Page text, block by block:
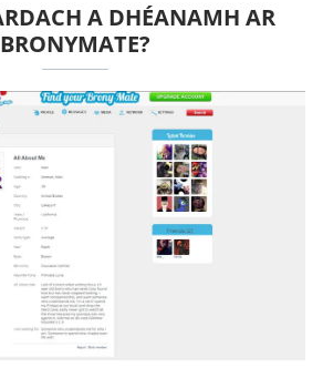
A DHÉANAMH AR
BRONYMATE?